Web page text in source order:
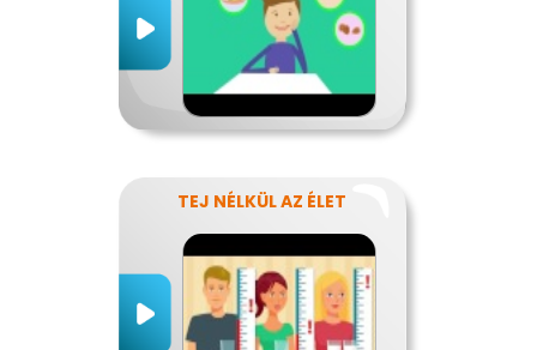
TEJ NÉLKÜL AZ ÉLET